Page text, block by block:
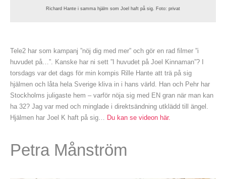
Richard Hante i samma hjälm som Joel haft på sig. Foto: privat
Tele2 har som kampanj ”nöj dig med mer” och gör en rad filmer ”i
huvudet på…”. Kanske har ni sett ”I huvudet på Joel Kinnaman”? I
torsdags var det dags för min kompis Rille Hante att trä på sig
hjälmen och låta hela Sverige kliva in i hans värld. Han och Pehr har
Stockholms juligaste hem – varför nöja sig med EN gran när man kan
ha 32? Jag var med och minglade i direktsändning utklädd till ängel.
Hjälmen har Joel K haft på sig… Du kan se videon här.
Petra Månström